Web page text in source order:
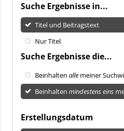
Suche Ergebnisse in...
Titel und Beitragstext
Nur Titel
Suche Ergebnisse die...
Beinhalten alle meiner
Beinhalten mindestens eins
Erstellungsdatum